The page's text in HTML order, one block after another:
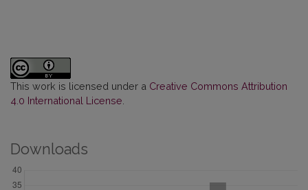
This work is licensed under a Creative Commons Attribution
4.0 International License
Downloads